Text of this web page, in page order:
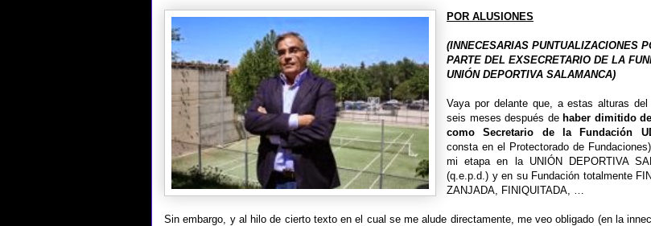
POR ALUSIONES
(INNECESARIAS PUNTUALIZACIONES
PARTE DEL EXSECRETARIO DE LA
UNIÓN DEPORTIVA SALAMANCA)
Vaya por delante que, a estas alturas del
seis meses después de haber dimitido
como Secretario de la Fundación
consta en el Protectorado de
mi etapa en la UNIÓN DEPORTIVA
(q.e.p.d.) y en su Fundación totalmente
ZANJADA, FINIQUITADA, …
Sin embargo, y al hilo de cierto texto en el cual se me alude directamente, me veo obligado (en la